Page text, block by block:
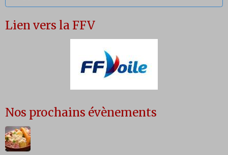
Lien vers la FFV
Nos prochains évènements